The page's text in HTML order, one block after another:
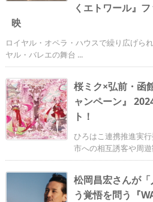
くエトワール』
映
ロイヤル・オペラ・ハウスで繰り広げら
ヤル・バレエの舞台 ...
桜ミク×弘前・函
ャンペーン』
ト！
ひろはこ連携推進実
市への相互誘客や周
松岡昌宏さんが
う覚悟を問う『